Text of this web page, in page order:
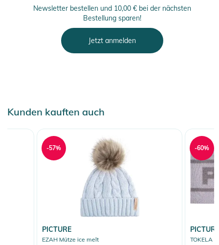
Newsletter bestellen und 10,00 € bei der nächsten
Bestellung sparen!
Jetzt anmelden
Kunden kauften auch
PICTURE
EZAH Mütze ice melt
-57%
PICTURE
TOKELA
-60%